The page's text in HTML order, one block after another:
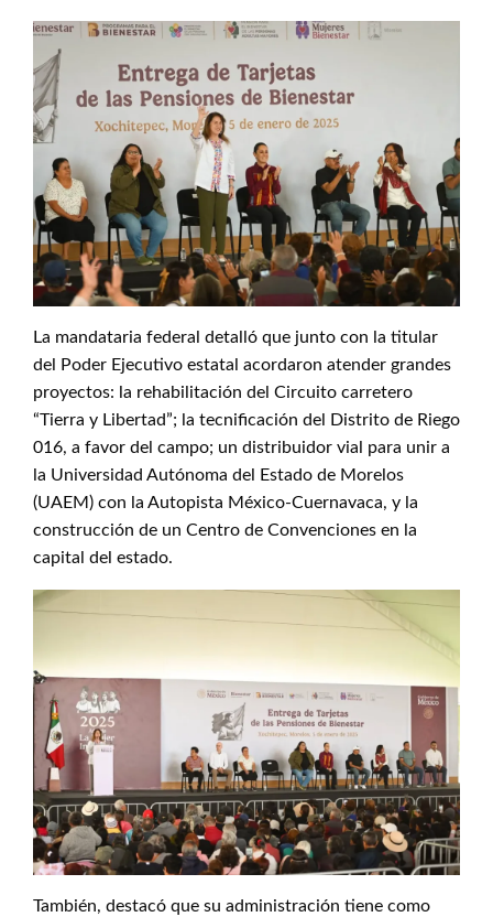
La mandataria federal detalló que junto con la titular
del Poder Ejecutivo estatal acordaron atender grandes
proyectos: la rehabilitación del Circuito carretero
“Tierra y Libertad”; la tecnificación del Distrito de Riego
016, a favor del campo; un distribuidor vial para unir a
la Universidad Autónoma del Estado de Morelos
(UAEM) con la Autopista México-Cuernavaca, y la
construcción de un Centro de Convenciones en la
capital del estado.
También, destacó que su administración tiene como